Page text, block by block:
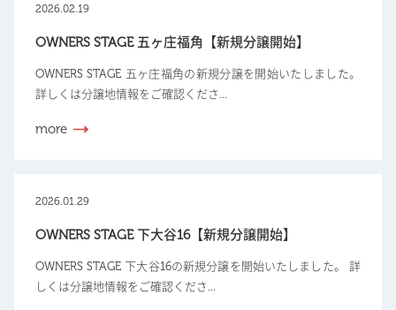
2026.02.19
OWNERS STAGE 五ヶ庄福角【新規分譲開始】
OWNERS STAGE 五ヶ庄福角の新規分譲を開始いたしました。
詳しくは分譲地情報をご確認くださ...
more
2026.01.29
OWNERS STAGE 下大谷16【新規分譲開始】
OWNERS STAGE 下大谷16の新規分譲を開始いたしました。 詳
しくは分譲地情報をご確認くださ...